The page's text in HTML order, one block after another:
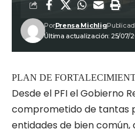
Última actualización: 25/07/
PorPrensa Michlig
PLAN DE
Desde el PFI el Gobierno
comprometido de tantas
entidades de bien común,